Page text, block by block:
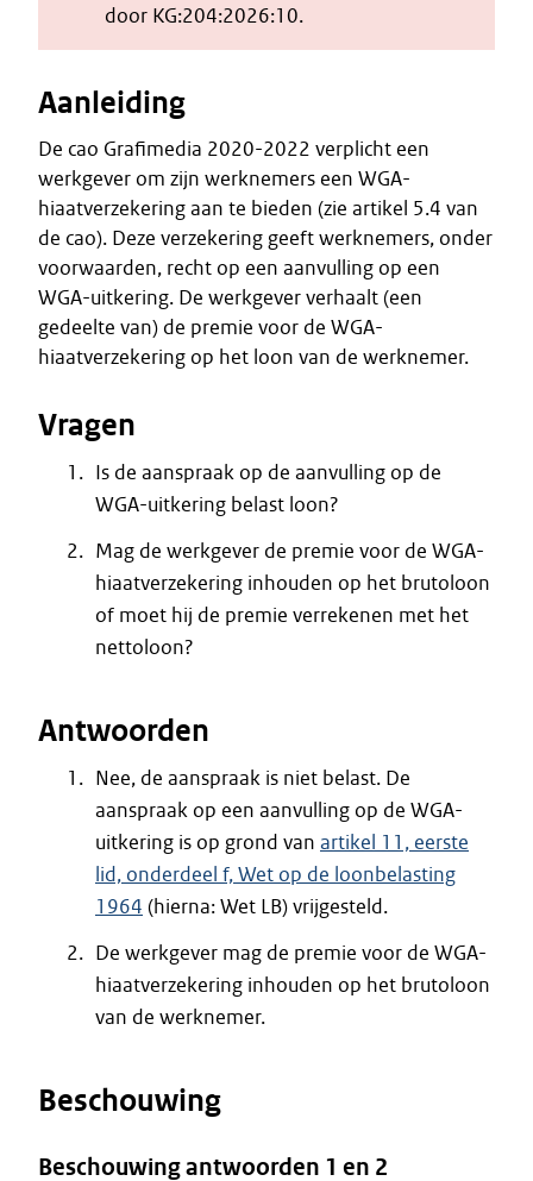
door KG:204:2026:10.
Aanleiding
De cao Grafimedia 2020-2022 verplicht een
werkgever om zijn werknemers een WGA-
hiaatverzekering aan te bieden (zie artikel 5.4 van
de cao). Deze verzekering geeft werknemers, onder
voorwaarden, recht op een aanvulling op een
WGA-uitkering. De werkgever verhaalt (een
gedeelte van) de premie voor de WGA-
hiaatverzekering op het loon van de werknemer.
Vragen
Is de aanspraak op de aanvulling op de
WGA-uitkering belast loon?
Mag de werkgever de premie voor de WGA-
hiaatverzekering inhouden op het brutoloon
of moet hij de premie verrekenen met het
nettoloon?
Antwoorden
Nee, de aanspraak is niet belast. De
aanspraak op een aanvulling op de WGA-
uitkering is op grond van artikel 11, eerste
lid, onderdeel f, Wet op de loonbelasting
1964 (hierna: Wet LB) vrijgesteld.
De werkgever mag de premie voor de WGA-
hiaatverzekering inhouden op het brutoloon
van de werknemer.
Beschouwing
Beschouwing antwoorden 1 en 2